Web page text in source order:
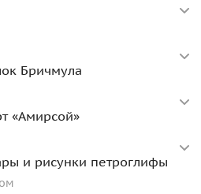
пейзажами с высоты 2290
Амирсой по праву
отдохнуть под многовековыми
необычные
Бричмула
«Амирсой»
и рисунки петроглифы